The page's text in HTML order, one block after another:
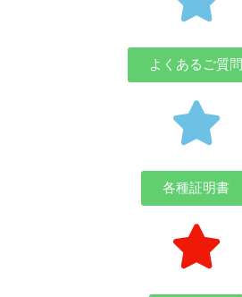
よくあるご質問
各種証明書